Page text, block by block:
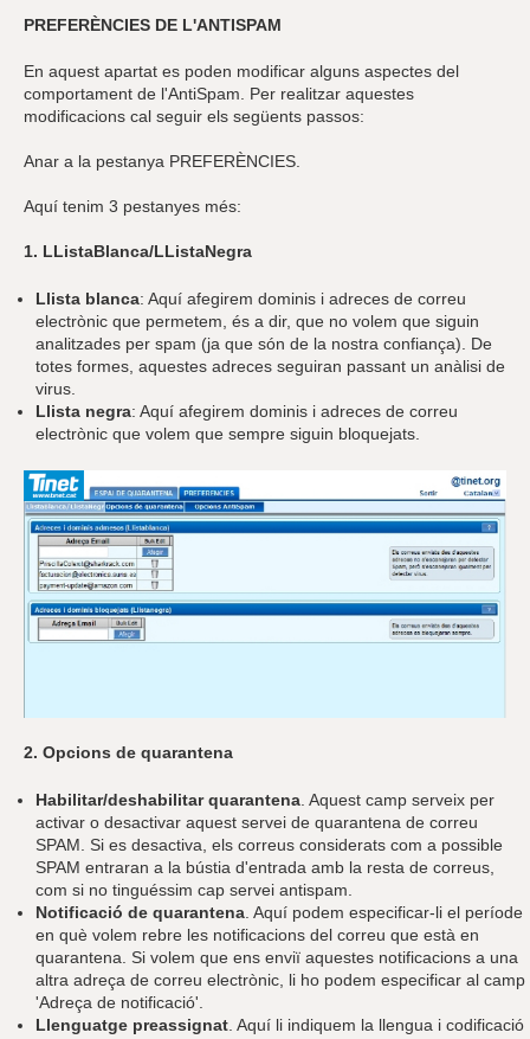
PREFERÈNCIES DE L'ANTISPAM
En aquest apartat es poden modificar alguns aspectes del
comportament de l'AntiSpam. Per realitzar aquestes
modificacions cal seguir els següents passos:
Anar a la pestanya PREFERÈNCIES.
Aquí tenim 3 pestanyes més:
1. LListaBlanca/LListaNegra
Llista blanca: Aquí afegirem dominis i adreces de correu
electrònic que permetem, és a dir, que no volem que siguin
analitzades per spam (ja que són de la nostra confiança). De
totes formes, aquestes adreces seguiran passant un anàlisi de
virus.
Llista negra: Aquí afegirem dominis i adreces de correu
electrònic que volem que sempre siguin bloquejats.
2. Opcions de quarantena
Habilitar/deshabilitar quarantena . Aquest camp serveix per
activar o desactivar aquest servei de quarantena de correu
SPAM. Si es desactiva, els correus considerats com a possible
SPAM entraran a la bústia d'entrada amb la resta de correus,
com si no tinguéssim cap servei antispam.
Notificació de quarantena . Aquí podem especificar-li el període
en què volem rebre les notificacions del correu que està en
quarantena. Si volem que ens enviï aquestes notificacions a una
altra adreça de correu electrònic, li ho podem especificar al camp
'Adreça de notificació'.
Llenguatge preassignat . Aquí li indiquem la llengua i codificació